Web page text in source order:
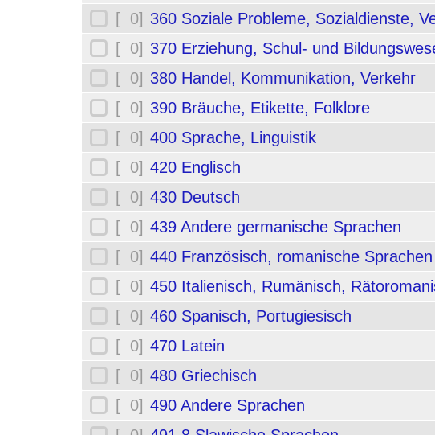
[ 0] 360 Soziale Probleme, Sozialdienste,
[ 0] 370 Erziehung, Schul- und
[ 0] 380 Handel, Kommunikation, Verkehr
[ 0] 390 Bräuche, Etikette, Folklore
[ 0] 400 Sprache, Linguistik
[ 0] 420 Englisch
[ 0] 430 Deutsch
[ 0] 439 Andere germanische Sprachen
[ 0] 440 Französisch, romanische
[ 0] 450 Italienisch, Rumänisch,
[ 0] 460 Spanisch, Portugiesisch
[ 0] 470 Latein
[ 0] 480 Griechisch
[ 0] 490 Andere Sprachen